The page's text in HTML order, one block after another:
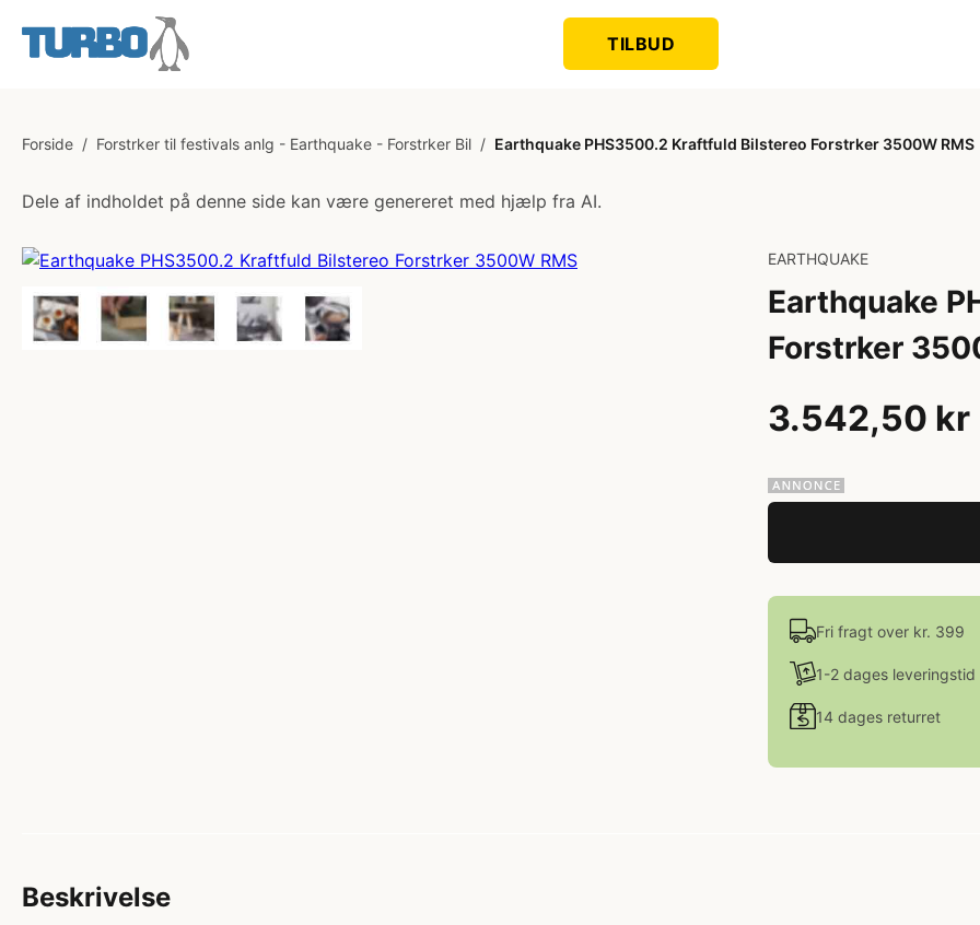
TILBUD
Forside / Forstrker til festivals anlg - Earthquake - Forstrker Bil / Earthquake PHS3500.2 Kraftfuld Bilstereo Forstrker 3500W RMS
Dele af indholdet på denne side kan være genereret med hjælp fra AI.
EARTHQUAKE
Earthquake
Forstrker
3.542,50 kr
Fri fragt over kr. 399
1-2 dages leveringstid
14 dages returret
Beskrivelse